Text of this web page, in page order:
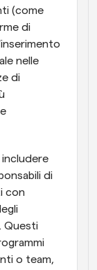
(come
di
nelle
di
includere
di
con
Questi
o team,